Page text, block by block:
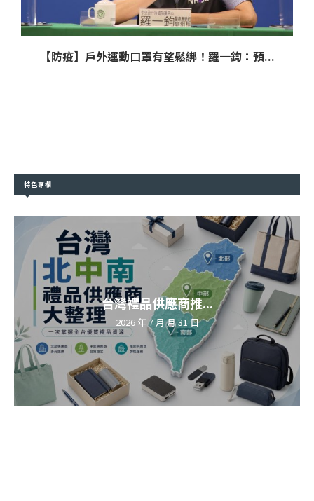
【防疫】戶外運動口罩有望鬆綁！羅一鈞：預...
特色專欄
台灣禮品供應商推...
2026 年 7 月 月 31 日